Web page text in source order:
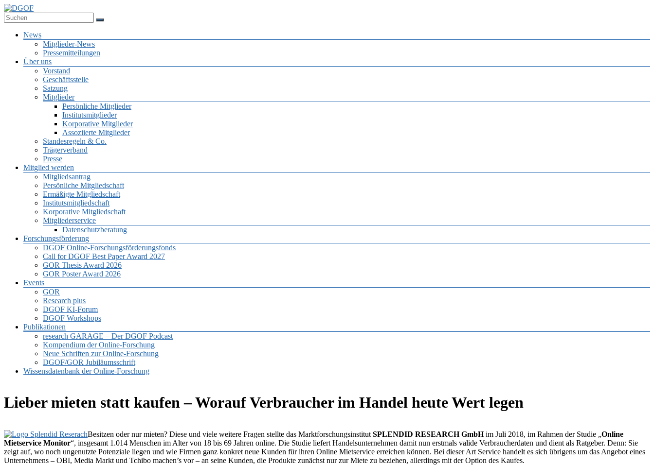
Zum
Inhalt
springen
Deutsche Gesellschaft für Online-Forschung e.V.
Menü
News
Mitglieder-News
Pressemitteilungen
Über uns
Vorstand
Geschäftsstelle
Satzung
Mitglieder
Persönliche Mitglieder
Institutsmitglieder
Korporative Mitglieder
Assoziierte Mitglieder
Standesregeln & Co.
Trägerverband
Presse
Mitglied werden
Mitgliedsantrag
Persönliche Mitgliedschaft
Ermäßigte Mitgliedschaft
Institutsmitgliedschaft
Korporative Mitgliedschaft
Mitgliederservice
Datenschutzberatung
Forschungsförderung
DGOF Online-Forschungsförderungsfonds
Call for DGOF Best Paper Award 2027
GOR Thesis Award 2026
GOR Poster Award 2026
Events
GOR
Research plus
DGOF KI-Forum
DGOF Workshops
Publikationen
research GARAGE – Der DGOF Podcast
Kompendium der Online-Forschung
Neue Schriften zur Online-Forschung
DGOF/GOR Jubiläumsschrift
Wissensdatenbank der Online-Forschung
Lieber mieten statt kaufen – Worauf Verbraucher im Handel heute Wert legen
Besitzen oder nur mieten? Diese und viele weitere Fragen stellte das Marktforschungsinstitut SPLENDID RESEARCH GmbHim Juli 2018, im Rahmen der Studie „Online
Mietservice Monitor“, insgesamt 1.014 Menschen im Alter von 18 bis 69 Jahren online. Die Studie liefert Handelsunternehmen damit nun erstmals valide Verbraucherdaten und dient als Ratgeber. Denn: Sie
zeigt auf, wo noch ungenutzte Potenziale liegen und wie Firmen ganz konkret neue Kunden für ihren Online Mietservice erreichen können. Bei dieser Art Service handelt es sich übrigens um das Angebot eines
Unternehmens – OBI, Media Markt und Tchibo machen’s vor – an seine Kunden, die Produkte zunächst nur zur Miete zu beziehen, allerdings mit der Option des Kaufes.